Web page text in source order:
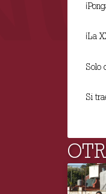
‪¡La
Solo
Si